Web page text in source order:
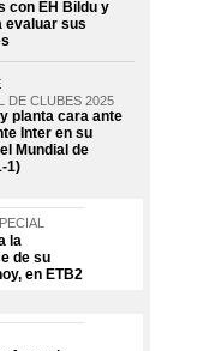
con EH Bildu y
evaluar sus
DE CLUBES 2025
planta cara ante
Inter en su
Mundial de
1)
la
de su
en ETB2